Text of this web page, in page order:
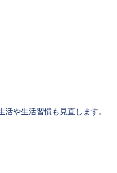
や生活習慣も見直します。